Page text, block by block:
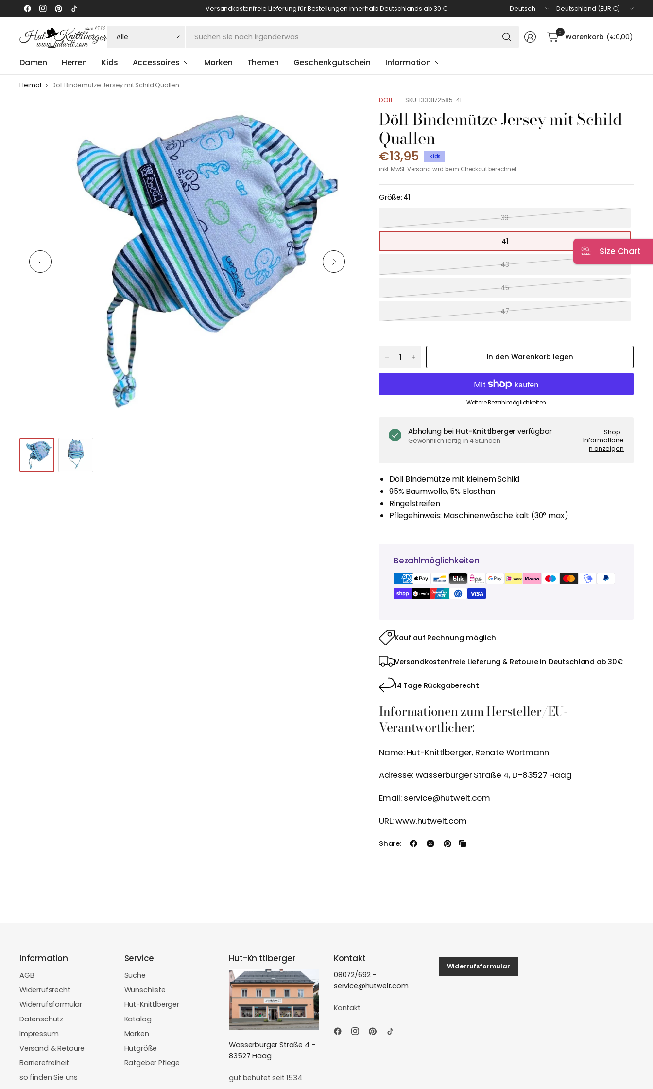
Versandkostenfreie Lieferung für Bestellungen innerhalb Deutschlands ab 30 €
Land/Region
aktualisieren
Land/Region
aktualisieren
Suchen
Sie
Sie
irgendetwas
0 Warenkorb (€0,00)
Damen Herren Kids Accessoires Marken Themen Geschenkgutschein Information
Heimat
Döll Bindemütze Jersey mit Schild Quallen
DÖLL
SKU: 1333172585-41
Döll Bindemütze Jersey mit Schild
Quallen
€13,95 Kids
inkl. MwSt.Versand wird beim Checkout berechnet
Größe: 41
39
41
43
45
47
In den Warenkorb legen
Weitere Bezahlmöglichkeiten
Abholung bei Hut-Knittlberger verfügbar
Gewöhnlich fertig in 4 Stunden
Shop-
Informatione
n anzeigen
Döll BIndemütze mit kleinem Schild
95% Baumwolle, 5% Elasthan
Ringelstreifen
Pflegehinweis: Maschinenwäsche kalt (30° max)
Bezahlmöglichkeiten
Kauf auf Rechnung möglich
Versandkostenfreie Lieferung & Retoure in Deutschland ab 30€
14 Tage Rückgaberecht
Informationen zum Hersteller/EU-
Verantwortlicher:
Name: Hut-Knittlberger, Renate Wortmann
Adresse: Wasserburger Straße 4, D-83527 Haag
Email: service@hutwelt.com
URL: www.hutwelt.com
Share:
Information
AGB
Widerrufsrecht
Widerrufsformular
Datenschutz
Impressum
Versand & Retoure
Barrierefreiheit
so finden Sie uns
Service
Suche
Wunschliste
Hut-Knittlberger
Katalog
Marken
Hutgröße
Ratgeber Pflege
Hut-Knittlberger
Wasserburger Straße 4 -
83527 Haag
gut behütet seit 1534
Kontakt
08072/692 -
service@hutwelt.com
Kontakt
Widerrufsformular
Size Chart